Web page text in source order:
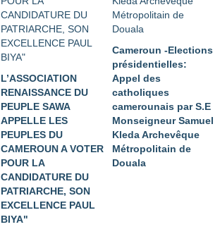
L’ASSOCIATION
RENAISSANCE DU
PEUPLE SAWA
APPELLE LES
PEUPLES DU
CAMEROUN A VOTER
POUR LA
CANDIDATURE DU
PATRIARCHE, SON
EXCELLENCE PAUL
BIYA"
Cameroun -Elections
présidentielles:
Appel des
catholiques
camerounais par S.E
Monseigneur Samuel
Kleda Archevêque
Métropolitain de
Douala